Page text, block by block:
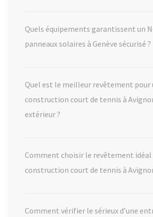
Quels équipements garantissent un
panneaux solaires à Genève sécurisé ?
Quel est le meilleur revêtement pour
construction court de tennis à
extérieur ?
Comment choisir le revêtement idéal
construction court de tennis à
Comment vérifier le sérieux d’une